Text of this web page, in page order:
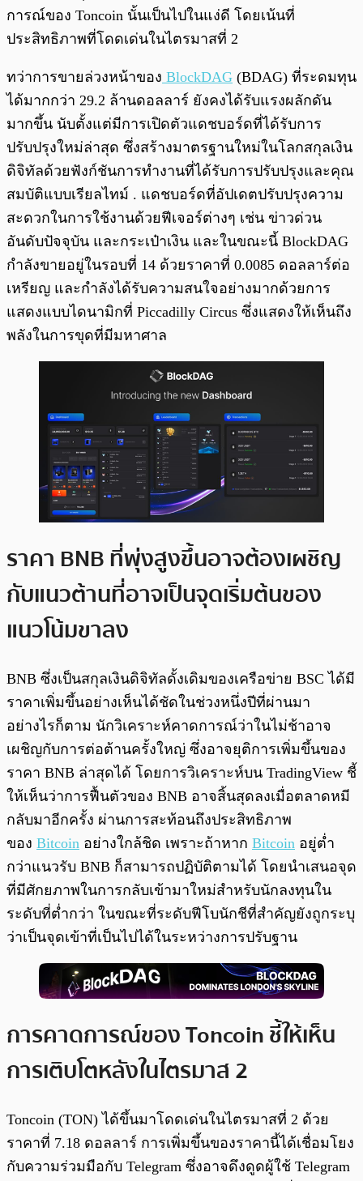
การณ์ของ Toncoin นั้นเป็นไปในแง่ดี โดยเน้นที่
ประสิทธิภาพที่โดดเด่นในไตรมาสที่ 2
ทว่าการขายล่วงหน้าของ BlockDAG (BDAG) ที่ระดมทุน
ได้มากกว่า 29.2 ล้านดอลลาร์ ยังคงได้รับแรงผลักดัน
มากขึ้น นับตั้งแต่มีการเปิดตัวแดชบอร์ดที่ได้รับการ
ปรับปรุงใหม่ล่าสุด ซึ่งสร้างมาตรฐานใหม่ในโลกสกุลเงิน
ดิจิทัลด้วยฟังก์ชันการทำงานที่ได้รับการปรับปรุงและคุณ
สมบัติแบบเรียลไทม์ . แดชบอร์ดที่อัปเดตปรับปรุงความ
สะดวกในการใช้งานด้วยฟีเจอร์ต่างๆ เช่น ข่าวด่วน
อันดับปัจจุบัน และกระเป๋าเงิน และในขณะนี้ BlockDAG
กำลังขายอยู่ในรอบที่ 14 ด้วยราคาที่ 0.0085 ดอลลาร์ต่อ
เหรียญ และกำลังได้รับความสนใจอย่างมากด้วยการ
แสดงแบบไดนามิกที่ Piccadilly Circus ซึ่งแสดงให้เห็นถึง
พลังในการขุดที่มีมหาศาล
ราคา BNB ที่พุ่งสูงขึ้นอาจต้องเผชิญ
กับแนวต้านที่อาจเป็นจุดเริ่มต้นของ
แนวโน้มขาลง
BNB ซึ่งเป็นสกุลเงินดิจิทัลดั้งเดิมของเครือข่าย BSC ได้มี
ราคาเพิ่มขึ้นอย่างเห็นได้ชัดในช่วงหนึ่งปีที่ผ่านมา
อย่างไรก็ตาม นักวิเคราะห์คาดการณ์ว่าในไม่ช้าอาจ
เผชิญกับการต่อต้านครั้งใหญ่ ซึ่งอาจยุติการเพิ่มขึ้นของ
ราคา BNB ล่าสุดได้ โดยการวิเคราะห์บน TradingView ชี้
ให้เห็นว่าการฟื้นตัวของ BNB อาจสิ้นสุดลงเมื่อตลาดหมี
กลับมาอีกครั้ง ผ่านการสะท้อนถึงประสิทธิภาพ
ของ Bitcoin อย่างใกล้ชิด เพราะถ้าหาก Bitcoin อยู่ต่ำ
กว่าแนวรับ BNB ก็สามารถปฏิบัติตามได้ โดยนำเสนอจุด
ที่มีศักยภาพในการกลับเข้ามาใหม่สำหรับนักลงทุนใน
ระดับที่ต่ำกว่า ในขณะที่ระดับฟีโบนักชีที่สำคัญยังถูกระบุ
ว่าเป็นจุดเข้าที่เป็นไปได้ในระหว่างการปรับฐาน
การคาดการณ์ของ Toncoin ชี้ให้เห็น
การเติบโตหลังในไตรมาส 2
Toncoin (TON) ได้ขึ้นมาโดดเด่นในไตรมาสที่ 2 ด้วย
ราคาที่ 7.18 ดอลลาร์ การเพิ่มขึ้นของราคานี้ได้เชื่อมโยง
กับความร่วมมือกับ Telegram ซึ่งอาจดึงดูดผู้ใช้ Telegram